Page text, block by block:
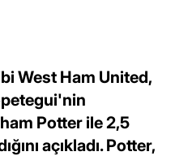
West Ham United,
Potter ile 2,5
açıkladı. Potter,